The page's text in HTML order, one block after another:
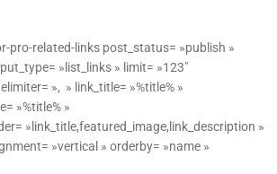
pro-related-links post_status= »publish »
»list_links » limit= »123″
», » link_title= »%title% »
»%title% »
»link_title,featured_image,link_description »
»vertical » orderby= »name »